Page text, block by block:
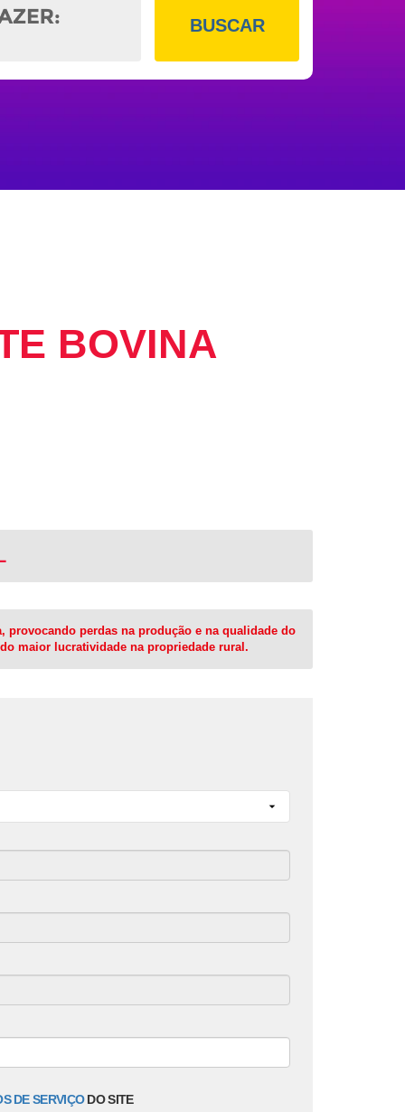
BUSCAR
BOVINA
provocando perdas na produção e na qualidade do
maior lucratividade na propriedade rural.
DE SERVIÇODO SITE